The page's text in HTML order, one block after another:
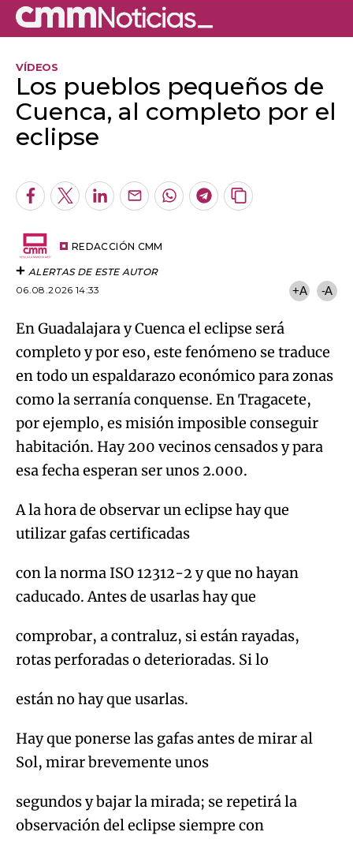
VÍDEOS
Los pueblos pequeños de
Cuenca, al completo por el
eclipse
Algo salió mal.
Facebook
TwitterLinkedInEnviarWhatsapp
Telegram
Copiar
REDACCIÓN CMM
ALERTAS DE ESTE AUTOR
06.08.2026 14:33
+A -A
En Guadalajara y Cuenca el eclipse será
completo y por eso, este fenómeno se traduce
en todo un espaldarazo económico para zonas
como la serranía conquense. En Tragacete,
por ejemplo, es misión imposible conseguir
habitación. Hay 200 vecinos censados y para
esa fecha esperan ser unos 2.000.
A la hora de observar un eclipse hay que
utilizar gafas certificadas
con la norma ISO 12312-2 y que no hayan
caducado. Antes de usarlas hay que
comprobar, a contraluz, si están rayadas,
rotas perforadas o deterioradas. Si lo
están no hay que usarlas.
Hay que ponerse las gafas antes de mirar al
Sol, mirar brevemente unos
segundos y bajar la mirada; se repetirá la
observación del eclipse siempre con